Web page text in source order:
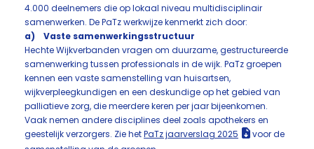
4.000 deelnemers die op lokaal niveau multidisciplinair
samenwerken. De PaTz werkwijze kenmerkt zich door:
a) Vaste samenwerkingsstructuur
Hechte Wijkverbanden vragen om duurzame, gestructureerde
samenwerking tussen professionals in de wijk. PaTz groepen
kennen een vaste samenstelling van huisartsen,
wijkverpleegkundigen en een deskundige op het gebied van
palliatieve zorg, die meerdere keren per jaar bijeenkomen.
Vaak nemen andere disciplines deel zoals apothekers en
geestelijk verzorgers. Zie hetPaTz jaarverslag 2025
voor de